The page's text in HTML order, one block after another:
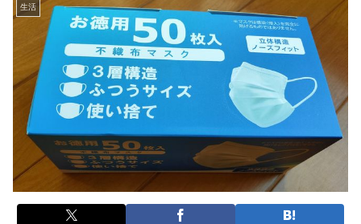
生活